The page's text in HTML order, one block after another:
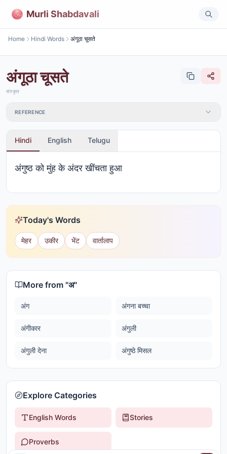
Murli Shabdavali
Home Hindi Words अंगूठा चूसते
अंगूठा चूसते
संस्कृत
REFERENCE
Hindi English Telugu
अंगुष्ठ को मुंह के अंदर खींचता हुआ
Today's Words
मेहर उकीर भेंट वार्तालाप
More from "अ"
अंग अंगना बच्चा
अंगीकार अंगुली
अंगुली देना अंगुष्ठे मिसल
Explore Categories
English Words Stories
Proverbs